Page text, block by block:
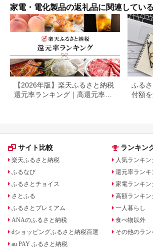
PCF-HM23-B
換気 家電 大風量 節電
生活家電 東京都 武蔵
野市 送料無料
家電・電化製品の返礼品に関連してい
【2026年版】楽天ふるさと納税
還元率ランキング｜高還元率返
ふる
付額
サイト比較
楽天ふるさと納税
ふるなび
ふるさとチョイス
さとふる
ふるさとプレミアム
ANAのふるさと納税
dショッピングふるさと納税百選
au PAY ふるさと納税
ランキン
人気ランキン
還元率ランキ
家電ランキン
高額ランキン
一人暮らし
食べ物以外
その他のラン